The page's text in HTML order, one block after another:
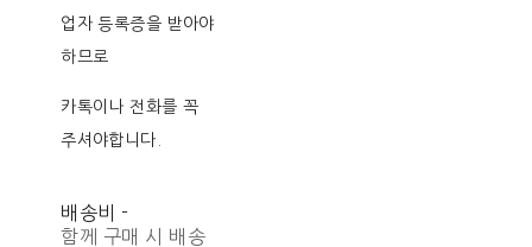
업자 등록증을 받아야
하므로
카톡이나 전화를 꼭
주셔야합니다.
배송비 -
함께 구매 시 배송